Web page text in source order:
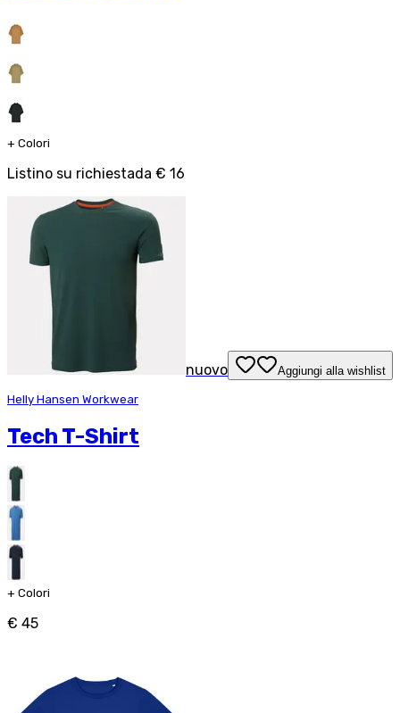
+ Colori
Listino su richiestada € 16
nuovo Aggiungi alla wishlist
Helly Hansen Workwear
Tech T-Shirt
+ Colori
€ 45